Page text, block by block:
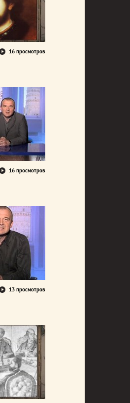
16 просмотров
16 просмотров
13 просмотров